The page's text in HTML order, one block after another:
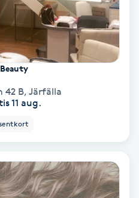
42 B, Järfälla
11 aug.